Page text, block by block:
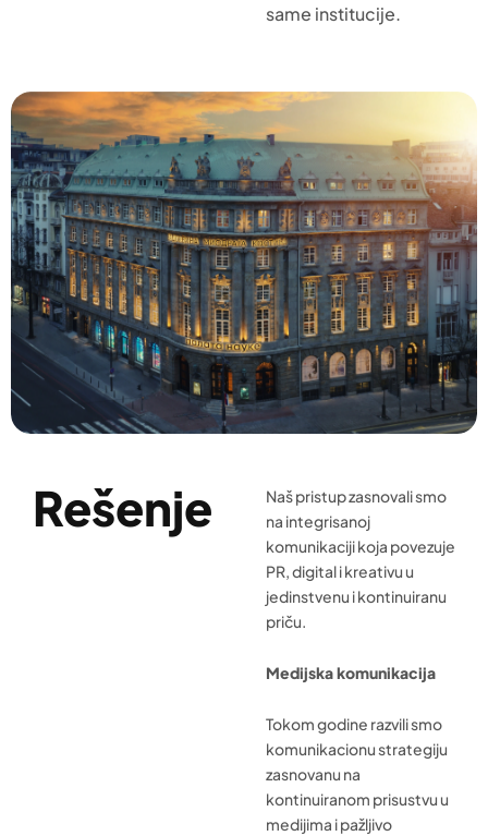
same institucije.
Rešenje
Naš pristup zasnovali smo
na integrisanoj
komunikaciji koja povezuje
PR, digital i kreativu u
jedinstvenu i kontinuiranu
priču.
Medijska komunikacija
Tokom godine razvili smo
komunikacionu strategiju
zasnovanu na
kontinuiranom prisustvu u
medijima i pažljivo